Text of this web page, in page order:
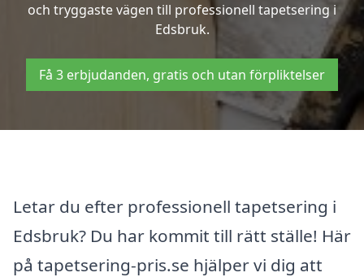
och tryggaste vägen till professionell tapetsering i
Edsbruk.
Få 3 erbjudanden, gratis och utan förpliktelser
Letar du efter professionell tapetsering i
Edsbruk? Du har kommit till rätt ställe! Här
på tapetsering-pris.se hjälper vi dig att